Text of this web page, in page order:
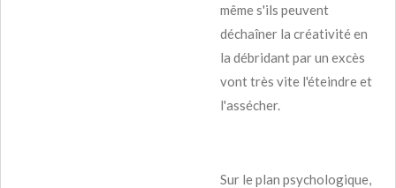
même s'ils peuvent
déchaîner la créativité en
la débridant par un excès
vont très vite l'éteindre et
l'assécher.
Sur le plan psychologique,